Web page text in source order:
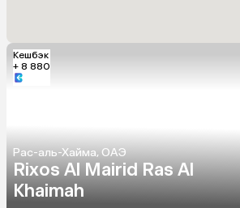
Кешбэк
+ 8 880
Рас-аль-Хайма, ОАЭ
Rixos Al Mairid Ras Al
Khaimah